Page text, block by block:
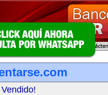
Vendido!